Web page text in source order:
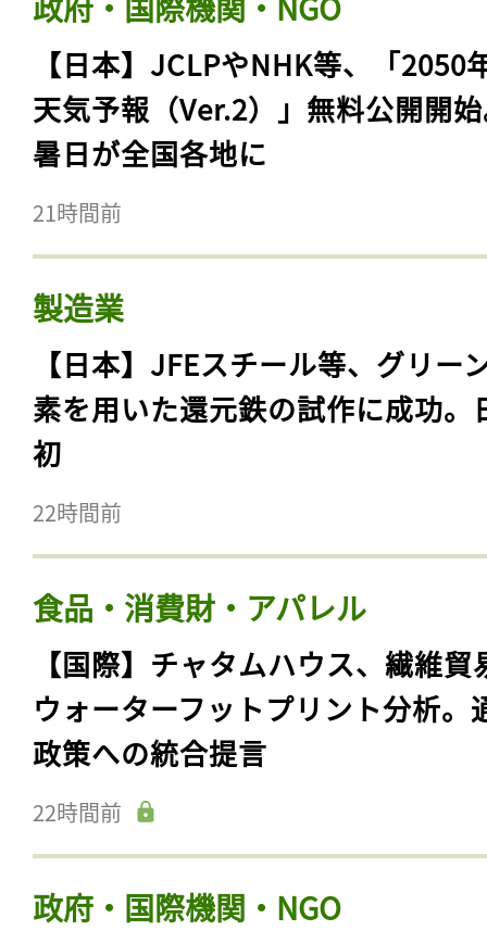
【日本】JCLPやNHK等、「2050
天気予報（Ver.2）」無料公開開
暑日が全国各地に
21時間前
製造業
【日本】JFEスチール等、グリー
素を用いた還元鉄の試作に成功。
初
22時間前
食品・消費財・アパレル
【国際】チャタムハウス、繊維貿
ウォーターフットプリント分析。
政策への統合提言
22時間前
政府・国際機関・NGO